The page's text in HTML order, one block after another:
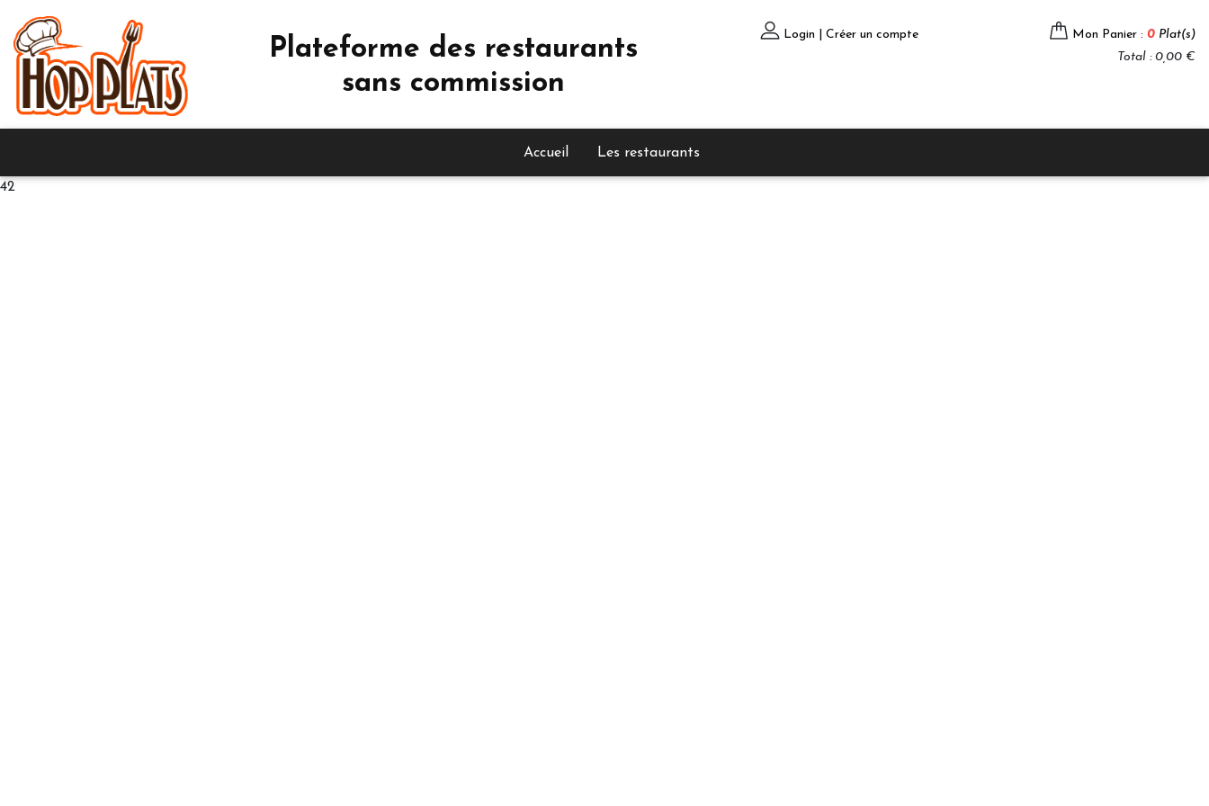
Plateforme des restaurants
sans commission
Login | Créer un compte Mon Panier : 0 Plat(s)
Total : 0,00 €
Accueil Les restaurants
42